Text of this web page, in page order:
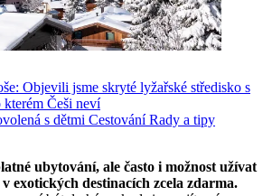
Objevili jsme skryté lyžařské středisko s
Češi neví
s dětmi CestováníRady a tipy
ubytování, ale často i možnost užívat
exotických destinacích zcela zdarma.